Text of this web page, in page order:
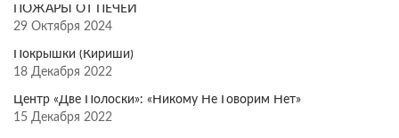
ПОЖАРЫ ОТ ПЕЧЕЙ
29 Октября 2024
Покрышки (Кириши)
18 Декабря 2022
Центр «Две Полоски»: «Никому Не Говорим Нет»
15 Декабря 2022